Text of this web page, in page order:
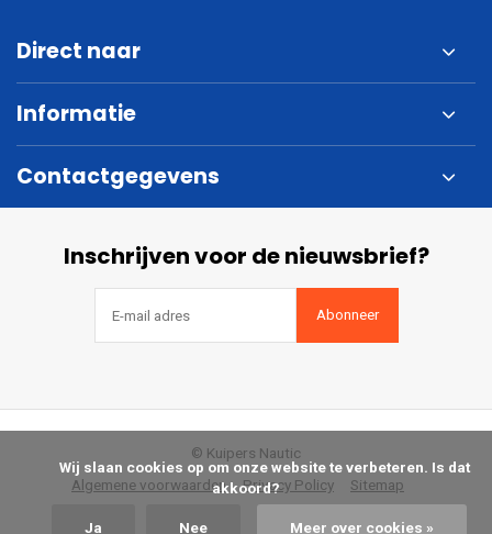
Direct naar
Informatie
Contactgegevens
Inschrijven voor de nieuwsbrief?
Abonneer
Algemene voorwaarden Privacy Policy Sitemap
© Kuipers Nautic
akkoord?
Ja Nee Meer over cookies »